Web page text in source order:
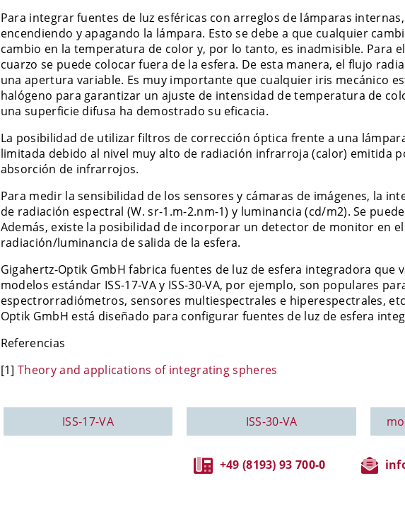
Para integrar fuentes de luz esféricas con arreglos de lámparas
encendiendo y apagando la lámpara. Esto se debe a que cualquier
cambio en la temperatura de color y, por lo tanto, es inadmisible. Para
cuarzo se puede colocar fuera de la esfera. De esta manera, el flujo
una apertura variable. Es muy importante que cualquier iris mecánico
halógeno para garantizar un ajuste de intensidad de temperatura de
una superficie difusa ha demostrado su eficacia.
La posibilidad de utilizar filtros de corrección óptica frente a una
limitada debido al nivel muy alto de radiación infrarroja (calor) emitida
absorción de infrarrojos.
Para medir la sensibilidad de los sensores y cámaras de imágenes, la
de radiación espectral (W. sr-1.m-2.nm-1) y luminancia (cd/m2). Se
Además, existe la posibilidad de incorporar un detector de monitor en
radiación/luminancia de salida de la esfera.
Gigahertz-Optik GmbH fabrica fuentes de luz de esfera integradora que
modelos estándar ISS-17-VA y ISS-30-VA, por ejemplo, son populares
espectrorradiómetros, sensores multiespectrales e hiperespectrales,
Optik GmbH está diseñado para configurar fuentes de luz de esfera
Referencias
[1] Theory and applications of integrating spheres
ISS-17-VA ISS-30-VA
+49 (8193) 93 700-0